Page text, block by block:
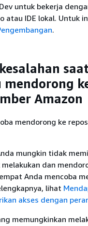
untuk bekerja
atau IDE lokal. Untuk
.
Amazon
mendorong ke
mungkin tidak
dan
Anda mencoba
lihat
akses dengan
memungkinkan